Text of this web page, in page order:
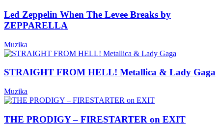
Led Zeppelin When The Levee Breaks by
ZEPPARELLA
Muzika
STRAIGHT FROM HELL! Metallica & Lady Gaga
Muzika
THE PRODIGY – FIRESTARTER on EXIT